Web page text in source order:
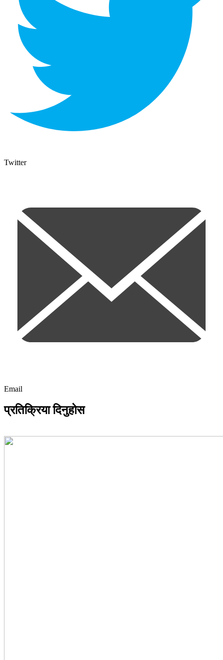
Twitter
Email
प्रतिक्रिया दिनुहोस